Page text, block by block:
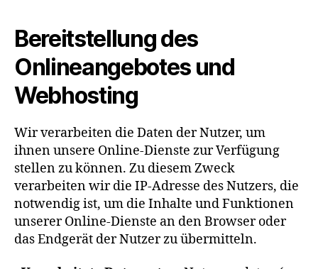
Bereitstellung des
Onlineangebotes und
Webhosting
Wir verarbeiten die Daten der Nutzer, um
ihnen unsere Online-Dienste zur Verfügung
stellen zu können. Zu diesem Zweck
verarbeiten wir die IP-Adresse des Nutzers, die
notwendig ist, um die Inhalte und Funktionen
unserer Online-Dienste an den Browser oder
das Endgerät der Nutzer zu übermitteln.